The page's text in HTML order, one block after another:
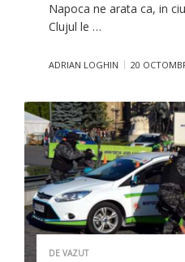
Napoca ne arata ca, in
Clujul le …
ADRIAN LOGHIN 20
DE VAZUT